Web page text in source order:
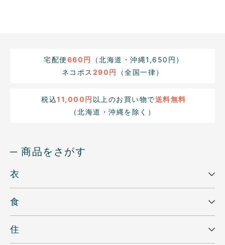
宅配便660円
（北海道・沖縄1,650円）
ネコポス 290円 （全国一律）
税込11,000円 以上のお買い物で送料無料
（北海道・沖縄を除く）
─ 商品をさがす
衣
食
住